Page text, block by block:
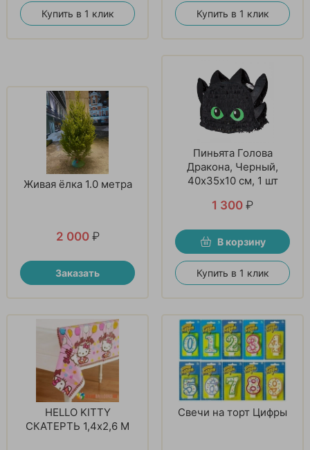
Купить в 1 клик Купить в 1 клик
Живая ёлка 1.0 метра
2 000 ₽
Заказать
Пиньята Голова
Дракона, Черный,
40х35х10 см, 1 шт
1 300 ₽
В корзину
Купить в 1 клик
HELLO KITTY
СКАТЕРТЬ 1,4x2,6 М
Свечи на торт Цифры